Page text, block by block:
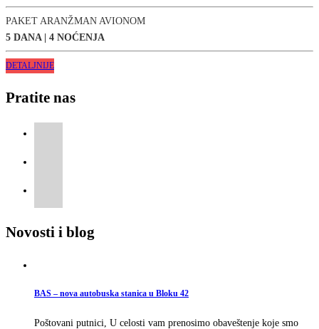
PAKET ARANŽMAN AVIONOM
5 DANA | 4 NOĆENJA
DETALJNIJE
Pratite nas
Novosti i blog
BAS – nova autobuska stanica u Bloku 42
Poštovani putnici, U celosti vam prenosimo obaveštenje koje smo